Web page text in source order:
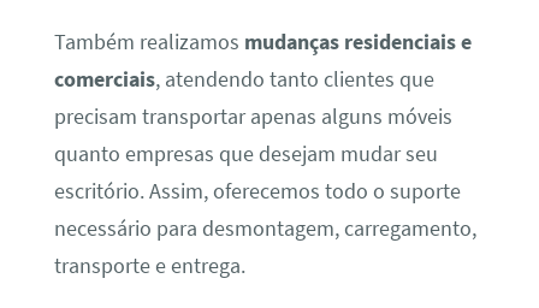
Também realizamos mudanças residenciais e
comerciais, atendendo tanto clientes que
precisam transportar apenas alguns móveis
quanto empresas que desejam mudar seu
escritório. Assim, oferecemos todo o suporte
necessário para desmontagem, carregamento,
transporte e entrega.